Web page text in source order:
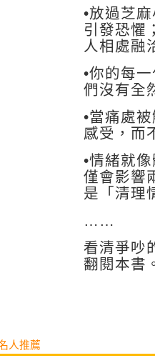
•放過芝
引發恐懼
人相處融
•你的每
們沒有全
•當痛處
感受，而
•情緒就
僅會影響
是「清理
……
看清爭吵
翻閱本書
人推薦